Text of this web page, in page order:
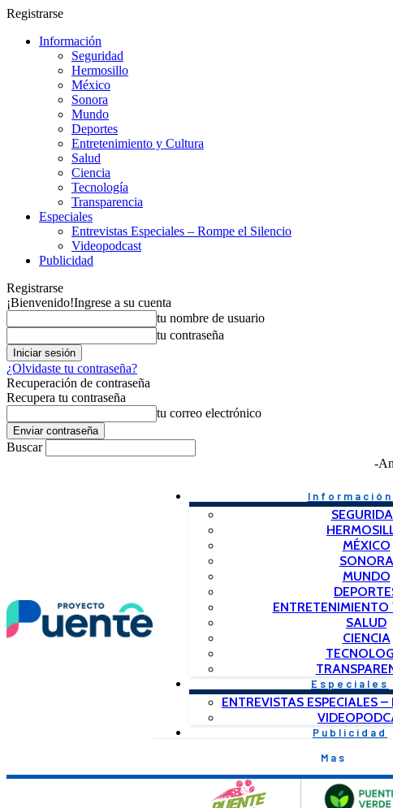
Registrarse
Información
Seguridad
Hermosillo
México
Sonora
Mundo
Deportes
Entretenimiento y Cultura
Salud
Ciencia
Tecnología
Transparencia
Especiales
Entrevistas Especiales – Rompe el Silencio
Videopodcast
Publicidad
Registrarse
¡Bienvenido!Ingrese a su cuenta
tu nombre de usuario
tu contraseña
¿Olvidaste tu contraseña?
Recuperación de contraseña
Recupera tu contraseña
tu correo electrónico
Buscar
-
Información
MÉXICO
SONORA
MUNDO
ENTRETENIMIENTO
SALUD
CIENCIA
Especiales
ENTREVISTAS ESPECIALES
Publicidad
Mas